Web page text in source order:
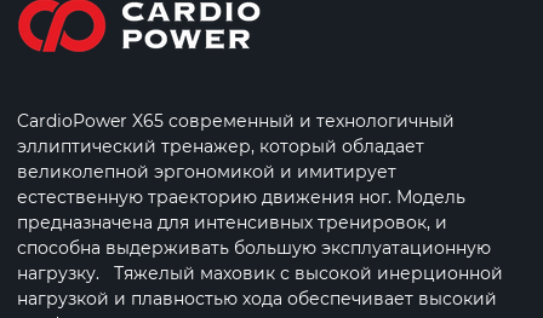
CardioPower X65 современный и технологичный
эллиптический тренажер, который обладает
великолепной эргономикой и имитирует
естественную траекторию движения ног. Модель
предназначена для интенсивных тренировок, и
способна выдерживать большую эксплуатационную
нагрузку. Тяжелый маховик с высокой инерционной
нагрузкой и плавностью хода обеспечивает высокий